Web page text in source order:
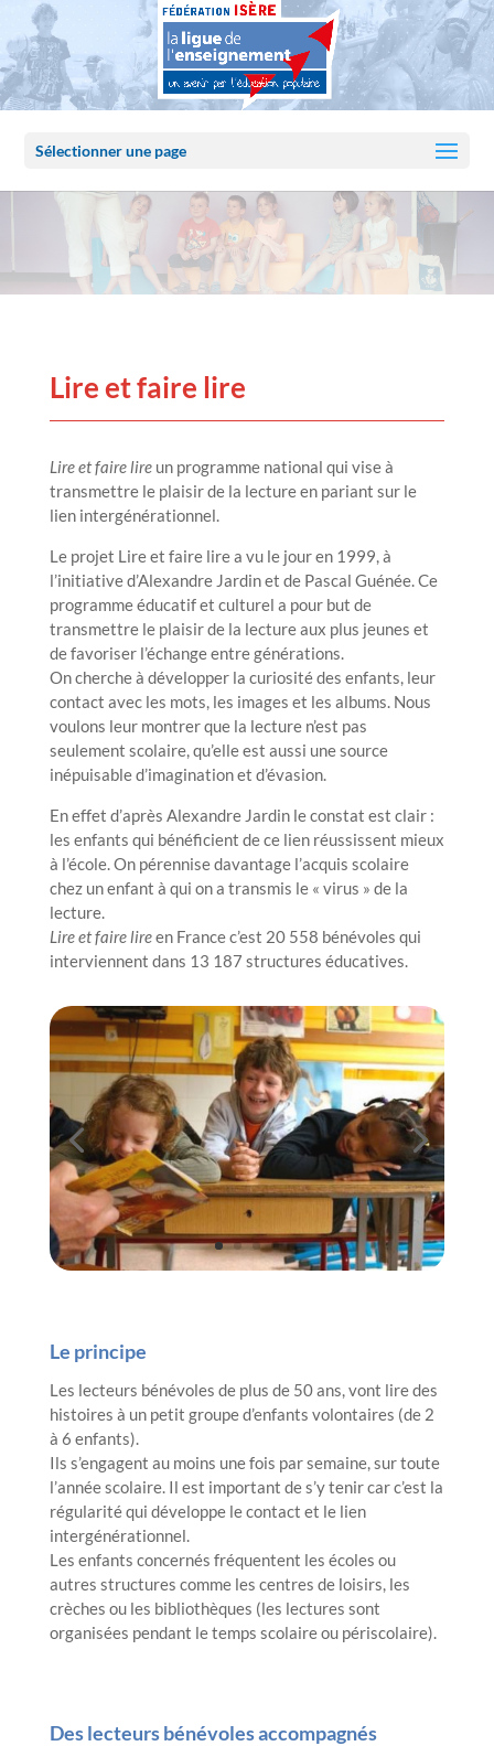
Sélectionner une page
Lire et faire lire
Lire et faire lire un programme national qui vise à
transmettre le plaisir de la lecture en pariant sur le
lien intergénérationnel.
Le projet Lire et faire lire a vu le jour en 1999, à
l’initiative d’Alexandre Jardin et de Pascal Guénée. Ce
programme éducatif et culturel a pour but de
transmettre le plaisir de la lecture aux plus jeunes et
de favoriser l’échange entre générations.
On cherche à développer la curiosité des enfants, leur
contact avec les mots, les images et les albums. Nous
voulons leur montrer que la lecture n’est pas
seulement scolaire, qu’elle est aussi une source
inépuisable d’imagination et d’évasion.
En effet d’après Alexandre Jardin le constat est clair :
les enfants qui bénéficient de ce lien réussissent mieux
à l’école. On pérennise davantage l’acquis scolaire
chez un enfant à qui on a transmis le « virus » de la
lecture.
Lire et fairelireen France c’est 20 558 bénévoles qui
interviennent dans 13 187 structures éducatives.
Le principe
Les lecteurs bénévoles de plus de 50 ans, vont lire des
histoires à un petit groupe d’enfants volontaires (de 2
à 6 enfants).
Ils s’engagent au moins une fois par semaine, sur toute
l’année scolaire. Il est important de s’y tenir car c’est la
régularité qui développe le contact et le lien
intergénérationnel.
Les enfants concernés fréquentent les écoles ou
autres structures comme les centres de loisirs, les
crèches ou les bibliothèques (les lectures sont
organisées pendant le temps scolaire ou périscolaire).
Des lecteurs bénévoles accompagnés